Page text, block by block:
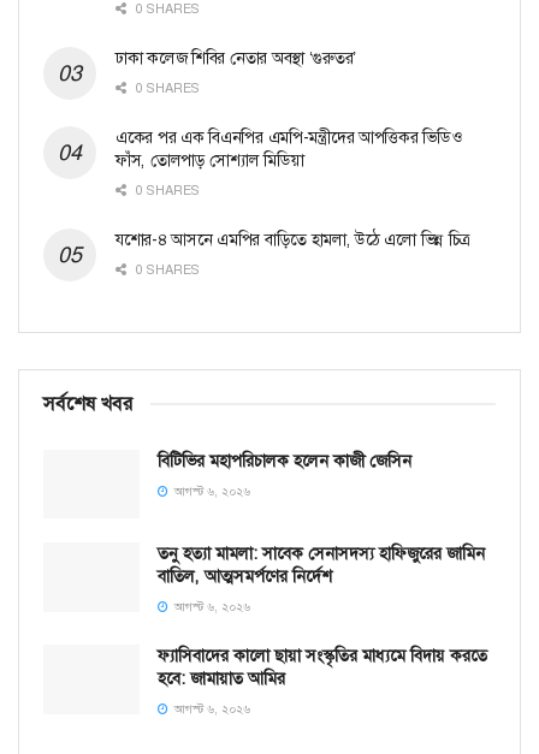
0 SHARES
ঢাকা কলেজ শিবির নেতার অবস্থা ‘গুরুতর’
0 SHARES
একের পর এক বিএনপির এমপি-মন্ত্রীদের আপত্তিকর ভিডিও
ফাঁস, তোলপাড় সোশ্যাল মিডিয়া
0 SHARES
যশোর-৪ আসনে এমপির বাড়িতে হামলা, উঠে এলো ভিন্ন চিত্র
0 SHARES
সর্বশেষ খবর
বিটিভির মহাপরিচালক হলেন কাজী জেসিন
আগস্ট ৬, ২০২৬
তনু হত্যা মামলা: সাবেক সেনাসদস্য হাফিজুরের জামিন
বাতিল, আত্মসমর্পণের নির্দেশ
আগস্ট ৬, ২০২৬
ফ্যাসিবাদের কালো ছায়া সংস্কৃতির মাধ্যমে বিদায় করতে
হবে: জামায়াত আমির
আগস্ট ৬, ২০২৬